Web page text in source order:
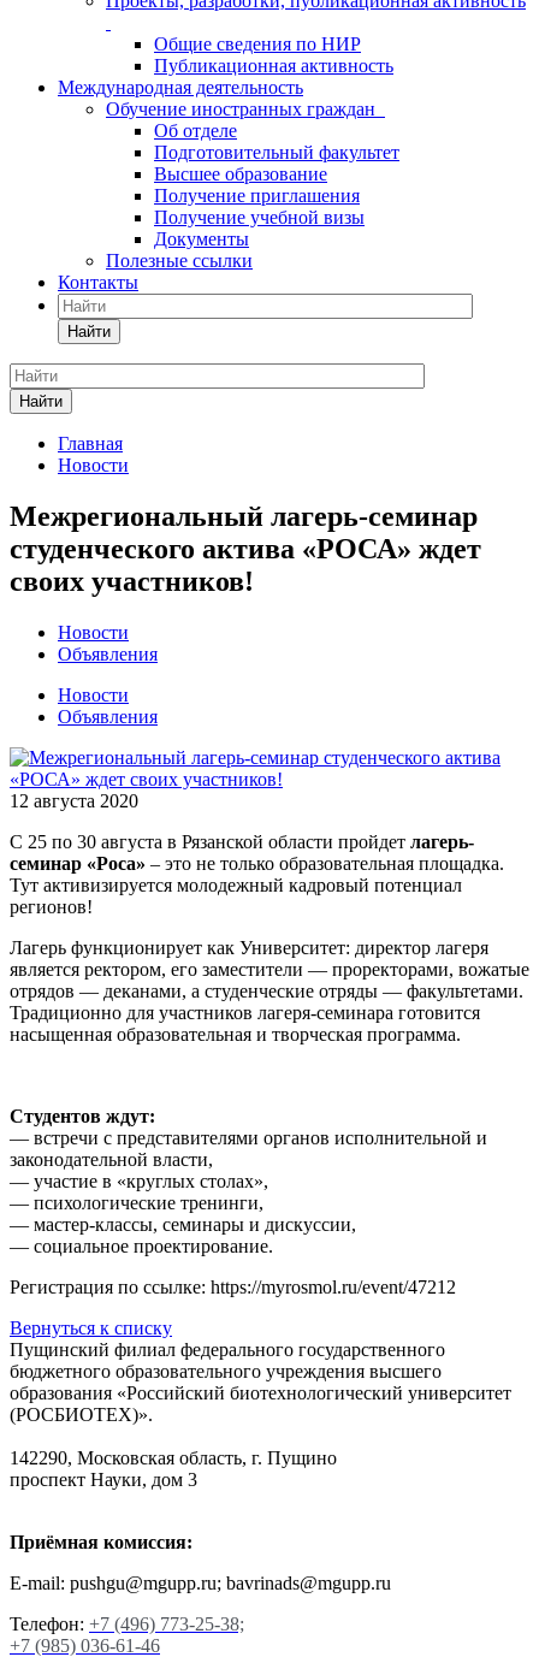
Общие сведения по НИР
Публикационная активность
Международная деятельность
Обучение иностранных граждан
Об отделе
Подготовительный факультет
Высшее образование
Получение приглашения
Получение учебной визы
Документы
Полезные ссылки
Контакты
Найти
Найти
Главная
Новости
Межрегиональный лагерь-семинар
студенческого актива «РОСА» ждет
своих участников!
Новости
Объявления
Новости
Объявления
12 августа 2020
С 25 по 30 августа в Рязанской области пройдет лагерь-
семинар «Роса» – это не только образовательная площадка.
Тут активизируется молодежный кадровый потенциал
регионов!
Лагерь функционирует как Университет: директор лагеря
является ректором, его заместители — проректорами, вожатые
отрядов — деканами, а студенческие отряды — факультетами.
Традиционно для участников лагеря-семинара готовится
насыщенная образовательная и творческая программа.
Студентов ждут:
— встречи с представителями органов исполнительной и
законодательной власти,
— участие в «круглых столах»,
— психологические тренинги,
— мастер-классы, семинары и дискуссии,
— социальное проектирование.
Регистрация по ссылке: https://myrosmol.ru/event/47212
Вернуться к списку
Пущинский филиал федерального государственного
бюджетного образовательного учреждения высшего
образования «Российский биотехнологический университет
(РОСБИОТЕХ)».
142290, Московская область, г. Пущино
проспект Науки, дом 3
Приёмная комиссия:
E-mail: pushgu@mgupp.ru; bavrinads@mgupp.ru
Телефон: +7 (496) 773-25-38;
+7 (985) 036-61-46